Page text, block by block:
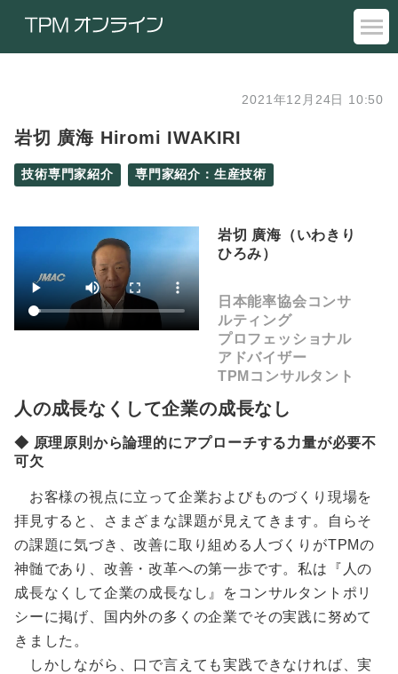
2021年12月24日 10:50
岩切 廣海 Hiromi IWAKIRI
技術専門家紹介 専門家紹介：生産技術
岩切 廣海（いわきり
ひろみ）
日本能率協会コンサ
ルティング
プロフェッショナル
アドバイザー
TPMコンサルタント
人の成長なくして企業の成長なし
◆ 原理原則から論理的にアプローチする力量が必要不
可欠
お客様の視点に立って企業およびものづくり現場を
拝見すると、さまざまな課題が見えてきます。自らそ
の課題に気づき、改善に取り組める人づくりがTPMの
神髄であり、改善・改革への第一歩です。私は『人の
成長なくして企業の成長なし』をコンサルタントポリ
シーに掲げ、国内外の多くの企業でその実践に努めて
きました。
しかしながら、口で言えても実践できなければ、実